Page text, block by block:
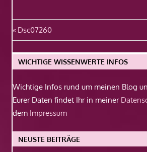
Beitragsnavigation
Vorheriger
Beitrag:
Dsc07260
WICHTIGE WISSENWERTE INFOS
Wichtige Infos rund um meinen Blog
Eurer Daten findet Ihr in meiner
dem Impressum
NEUSTE BEITRÄGE